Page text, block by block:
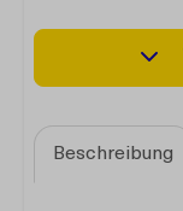
Beschreibung